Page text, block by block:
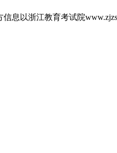
息以浙江教育考试院